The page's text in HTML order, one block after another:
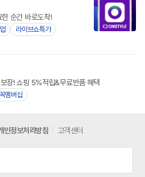
순간 바로도착!
라이브쇼특가
장! 쇼핑 5%적립&무료반품 혜택
꼭멤버십
인정보처리방침 고객센터